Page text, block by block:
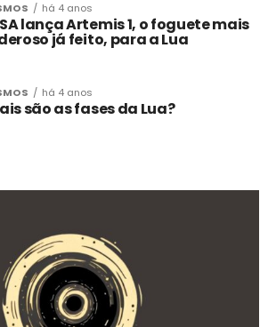
há 4 anos
lança Artemis 1, o foguete mais
já feito, para a Lua
há 4 anos
são as fases da Lua?